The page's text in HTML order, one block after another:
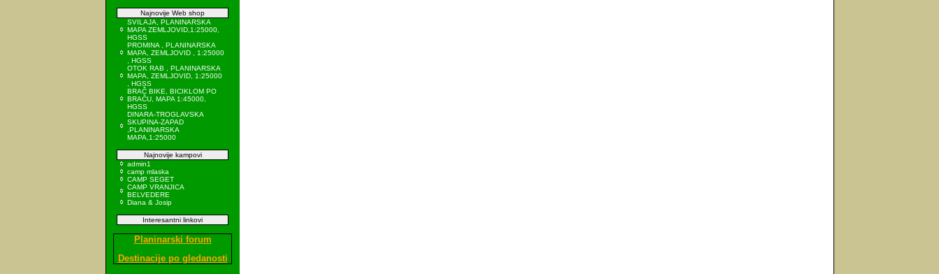
Najnovije Web shop
SVILAJA, PLANINARSKA
MAPA ZEMLJOVID,1:25000,
HGSS
PROMINA , PLANINARSKA
MAPA, ZEMLJOVID , 1:25000
, HGSS
OTOK RAB , PLANINARSKA
MAPA, ZEMLJOVID, 1:25000
, HGSS
BRAČ BIKE, BICIKLOM PO
BRAČU, MAPA 1:45000,
HGSS
DINARA-TROGLAVSKA
SKUPINA-ZAPAD
,PLANINARSKA
MAPA,1:25000
Najnovije kampovi
admin1
camp mlaska
CAMP SEGET
CAMP VRANJICA
BELVEDERE
Diana & Josip
Interesantni linkovi
Planinarski forum
Destinacije po gledanosti